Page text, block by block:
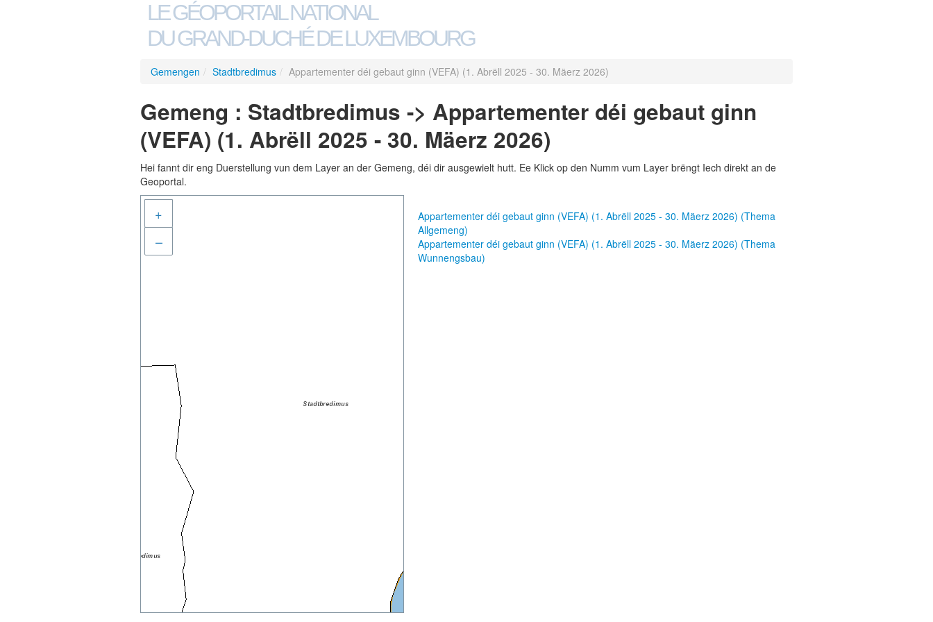
LE GÉOPORTAIL NATIONAL
DU GRAND-DUCHÉ DE LUXEMBOURG
Gemengen / Stadtbredimus / Appartementer déi gebaut ginn (VEFA) (1. Abrëll 2025 - 30. Mäerz 2026)
Gemeng : Stadtbredimus -> Appartementer déi gebaut ginn
(VEFA) (1. Abrëll 2025 - 30. Mäerz 2026)
Hei fannt dir eng Duerstellung vun dem Layer an der Gemeng, déi dir ausgewielt hutt. Ee Klick op den Numm vum Layer brëngt Iech direkt an de
Geoportal.
+
–
Appartementer déi gebaut ginn (VEFA) (1. Abrëll 2025 - 30. Mäerz 2026) (Thema
Allgemeng)
Appartementer déi gebaut ginn (VEFA) (1. Abrëll 2025 - 30. Mäerz 2026) (Thema
Wunnengsbau)